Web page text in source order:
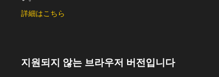
詳細はこちら
지원되지 않는 브라우저 버전입니다